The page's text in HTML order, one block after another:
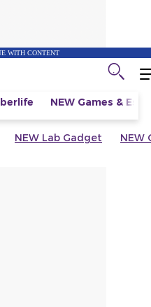
WITH CONTENT
NEW Games &
NEW Lab Gadget NEW